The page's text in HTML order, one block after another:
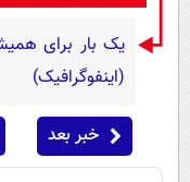
یک بار برای
(اینفوگرافیک)
خبر بعد